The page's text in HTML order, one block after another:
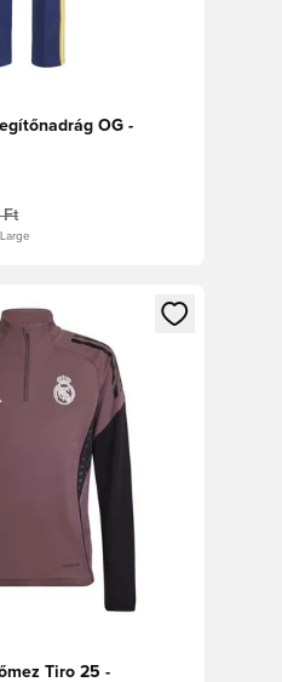
OG -
Ft
a bejelentkezéshez vagy a
Tiro 25 -